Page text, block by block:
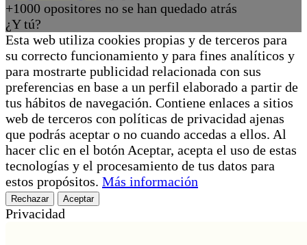
+1000 opositores no se han quedado atrás
¿Y tú?
Esta web utiliza cookies propias y de terceros para
su correcto funcionamiento y para fines analíticos y
para mostrarte publicidad relacionada con sus
preferencias en base a un perfil elaborado a partir de
tus hábitos de navegación. Contiene enlaces a sitios
web de terceros con políticas de privacidad ajenas
que podrás aceptar o no cuando accedas a ellos. Al
hacer clic en el botón Aceptar, acepta el uso de estas
tecnologías y el procesamiento de tus datos para
estos propósitos. Más información
Rechazar Aceptar
Privacidad